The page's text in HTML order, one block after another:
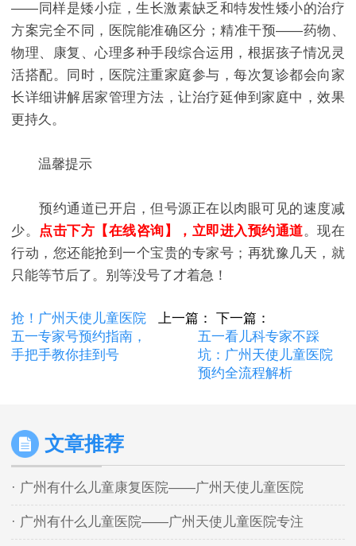
——同样是矮小症，生长激素缺乏和特发性矮小的治疗
方案完全不同，医院能准确区分；精准干预——药物、
物理、康复、心理多种手段综合运用，根据孩子情况灵
活搭配。同时，医院注重家庭参与，每次复诊都会向家
长详细讲解居家管理方法，让治疗延伸到家庭中，效果
更持久。
温馨提示
预约通道已开启，但号源正在以肉眼可见的速度减
少。
点击下方【在线咨询】，立即进入预约通道。现在
行动，您还能抢到一个宝贵的专家号；再犹豫几天，就
只能等节后了。别等没号了才着急！
上一篇：
抢！广州天使儿童医院
五一专家号预约指南，
手把手教你挂到号
下一篇：
五一看儿科专家不踩
坑：广州天使儿童医院
预约全流程解析
文章推荐
· 广州有什么儿童康复医院——广州天使儿童医院
· 广州有什么儿童医院——广州天使儿童医院专注